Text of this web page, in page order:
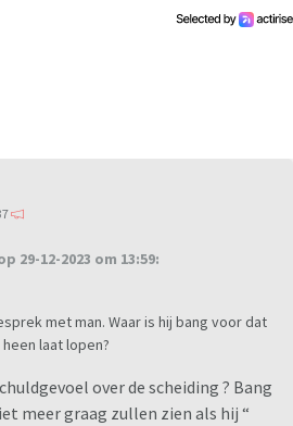
29-12-2023 om 13:59:
met man. Waar is hij bang voor dat
laat lopen?
over de scheiding ? Bang
meer graag zullen zien als hij “